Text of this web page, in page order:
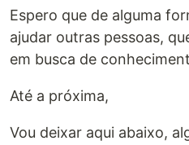
Espero que de alguma
ajudar outras pessoas,
em busca de
Até a próxima,
Vou deixar aqui abaixo,